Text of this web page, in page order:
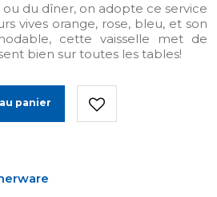
du dîner, on adopte ce service
vives orange, rose, bleu, et son
cette vaisselle met de
bien sur toutes les tables!
panier